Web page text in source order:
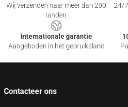
Wij verzenden naar meer dan 200
landen
24/
Internationale garantie
Aangeboden in het gebruiksland
Contacteer ons